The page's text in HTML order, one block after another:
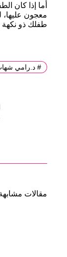
أما إذا كان
معجون
طفلك ذو نكهة
#د.رامي
مقالات